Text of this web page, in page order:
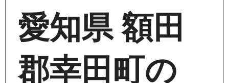
愛知県 額田
郡幸田町の